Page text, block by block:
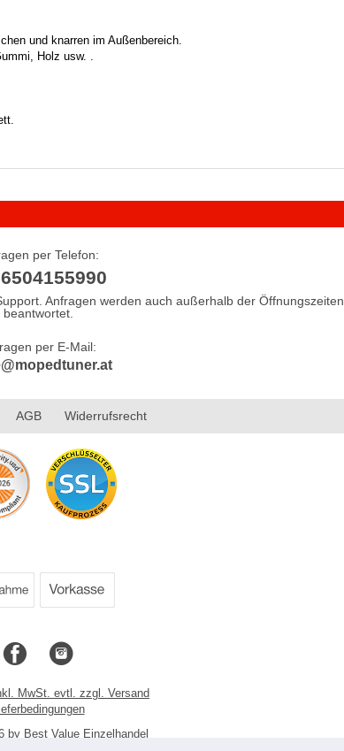
und knarren im Außenbereich.
Holz usw. .
per Telefon:
Anfragen werden auch außerhalb der Öffnungszeiten
beantwortet.
per E-Mail:
AGB Widerrufsrecht
MwSt. evtl. zzgl. Versand
by Best Value Einzelhandel